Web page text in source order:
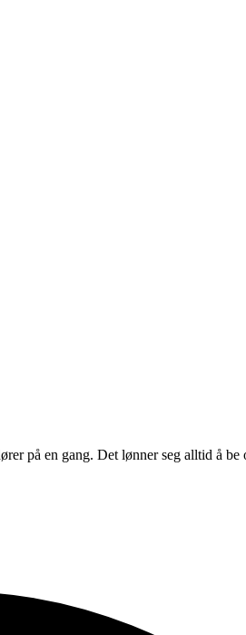
på en gang. Det lønner seg alltid å